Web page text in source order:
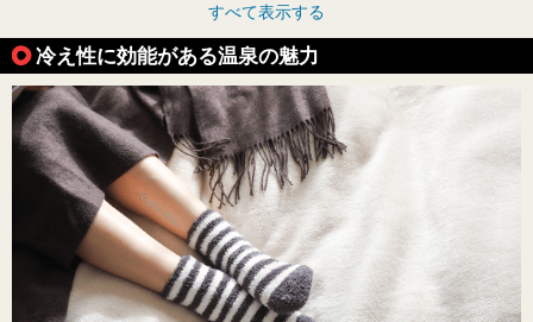
すべて表示する
冷え性に効能がある温泉の魅力